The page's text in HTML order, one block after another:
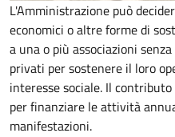
L'Amministrazione può
economici o altre forme di
a una o più associazioni
privati per sostenere il loro
interesse sociale. Il
per finanziare le attività
manifestazioni.